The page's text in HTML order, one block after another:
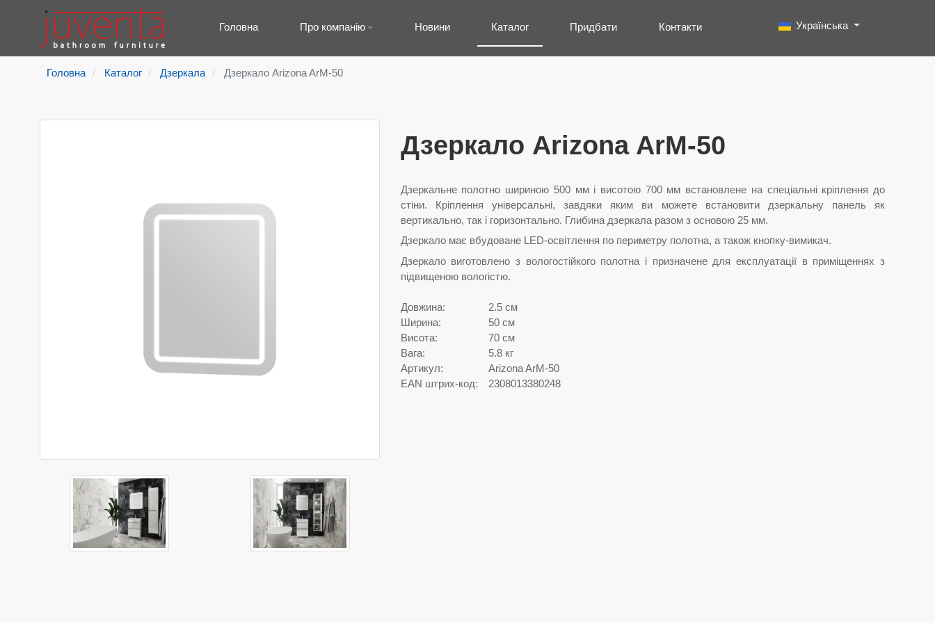
Головна Про компанію Новини Каталог Придбати Контакти
Пошук
Type 2 or more characters for results.
Виберіть свою мову
Українська
Головна Каталог Дзеркала Дзеркало Arizona ArM-50
Дзеркало Arizona ArM-50
Дзеркальне полотно шириною 500 мм і висотою 700 мм встановлене на спеціальні кріплення до
стіни. Кріплення універсальні, завдяки яким ви можете встановити дзеркальну панель як
вертикально, так і горизонтально. Глибина дзеркала разом з основою 25 мм.
Дзеркало має вбудоване LED-освітлення по периметру полотна, а також кнопку-вимикач.
Дзеркало виготовлено з вологостійкого полотна і призначене для експлуатації в приміщеннях з
підвищеною вологістю.
Довжина:
2.5 см
Ширина:
50 см
Висота:
70 см
Вага:
5.8 кг
Артикул:
Arizona ArM-50
EAN штрих-код:
2308013380248